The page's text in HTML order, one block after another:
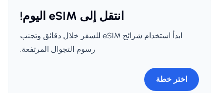
انتقل إلى eSIM اليوم!
ابدأ استخدام شرائح eSIM للسفر خلال دقائق وتجنب
رسوم التجوال المرتفعة.
اختر خطة